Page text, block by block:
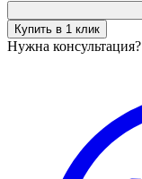
Купить в 1 клик
Нужна консультация?